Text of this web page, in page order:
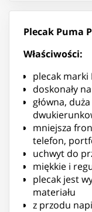
Plecak Puma
Właściwości:
plecak marki
doskonały
główna,
mniejsza
telefon,
uchwyt do
miękkie i
plecak jest
materiału
z przodu